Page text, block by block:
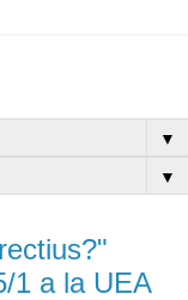
▼
▼
1 a la UEA